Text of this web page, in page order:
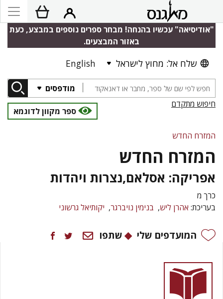
"אודיסיאה" עכשיו בהנחה! מבחר ספרים נוספים במבצע, כעת
באזור המבצעים.
שלח אל: מחוץ לישראל English
מודפסים
חיפוש מתקדם
ספר מקוון לדוגמא
המזרח החדש
המזרח החדש
אפריקה: אסלאם,נצרות ויהדות
כרך מ
בעריכת: אהרן ליש בנימין נויברגר יקותיאל גרשוני
המועדפים שלי שתפו